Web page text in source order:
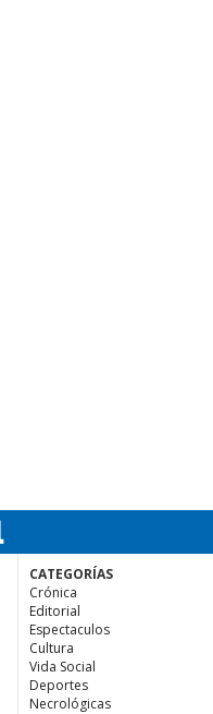
CATEGORÍAS
Crónica
Editorial
Espectaculos
Cultura
Vida Social
Deportes
Necrológicas